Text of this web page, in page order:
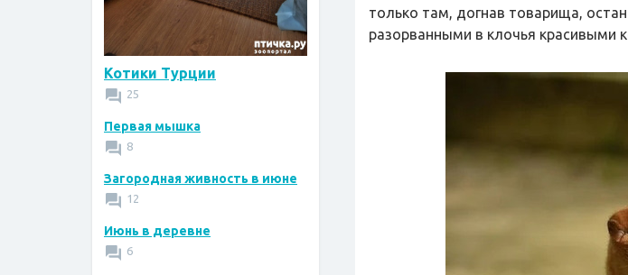
Котики Турции
25
Первая мышка
8
Загородная живность в июне
12
Июнь в деревне
6
только там, догнав товарища,
разорванными в клочья красивыми